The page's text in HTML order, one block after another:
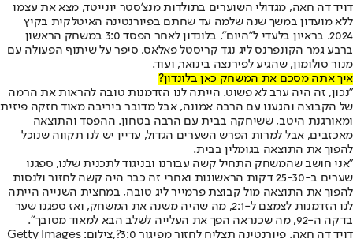
דויד דה חאה, מגדולי השוערים בתולדות מנצ'סטר יונייטד, מצא את עצמו
ללא מועדון במשך שנה שלמה עד שחתם בפיורנטינה האיטלקית בקיץ
2024
. בראיון בלעדי ל"היום", בלונדון לאחר הפסד 3:0 במשחק הראשון
ברבע גמר הקונפרנס ליג נגד קריסטל פאלאס, סיפר על שיתוף הפעולה עם
מנור סולומון, שהגיע לפירנצה בינואר, ועוד.
איך אתה מסכם את המשחק כאן בלונדון?
"נכון, זה היה ערב לא פשוט. הייתה לנו הזדמנות טובה להראות את הרמה
של הקבוצה והגענו עם הרבה אמונה, אבל מדובר ביריבה מאוד חזקה פיזית
ומאורגנת היטב, ששיחקה בבית עם הרבה בטחון. ההפסד והתוצאה
מאכזבים, אבל למרות הפרש השערים הגדול, עדיין יש לנו תקווה שנוכל
להפוך את התוצאה בגומלין בבית.
"אני חושב שהמשחק התחיל קשה עבורנו ובניגוד לתכנית שלנו, ספגנו
שערים ב-25-30 דקות הראשונות ואחרי זה כבר היה קשה לחזור ולנסות
להפוך את התוצאה מול קבוצת פרמייר ליג טובה, במחצית השנייה הייתה
לנו הזדמנות לצמצם ל-2:1, מה שהיה משנה את המשחק, ואז ספגנו שער
בדקה ה-92, מה שכנראה הפך את העלייה לשלב הבא למאוד מסובך".
דויד דה חאה. פיורנטינה תצליח לחזור מפיגור 3:0?,צילום: Getty Images